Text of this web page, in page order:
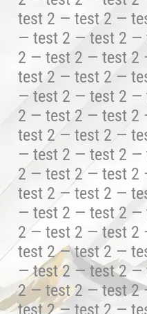
test 2 — test 2 —
— test 2 — test 2
2 — test 2 — test 2
test 2 — test 2 —
— test 2 — test 2
2 — test 2 — test 2
test 2 — test 2 —
— test 2 — test 2
2 — test 2 — test 2
test 2 — test 2 —
— test 2 — test 2
2 — test 2 — test 2
test 2 — test 2 —
— test 2 — test 2
2 — test 2 — test 2
test 2 — test 2 —